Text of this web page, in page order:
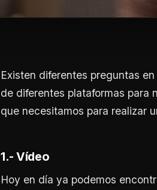
Existen diferentes preguntas
de diferentes plataformas para
que necesitamos para realizar
1.- Vídeo
Hoy en día ya podemos